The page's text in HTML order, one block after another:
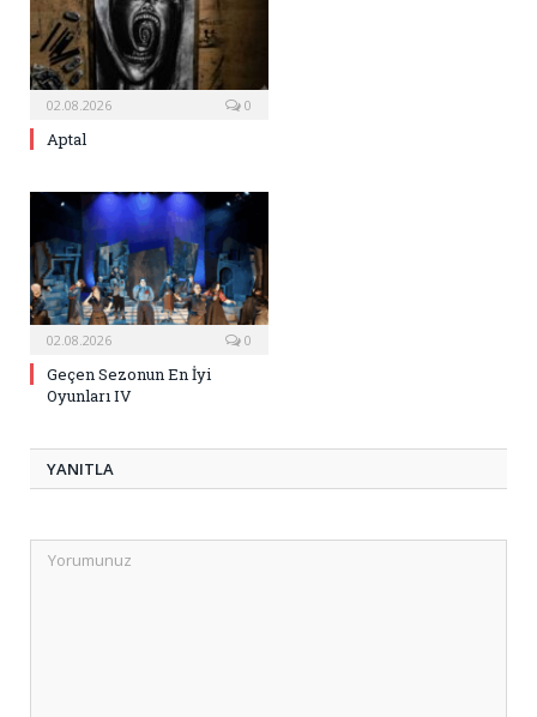
02.08.2026 0
Aptal
02.08.2026 0
Geçen Sezonun En İyi
Oyunları IV
YANITLA